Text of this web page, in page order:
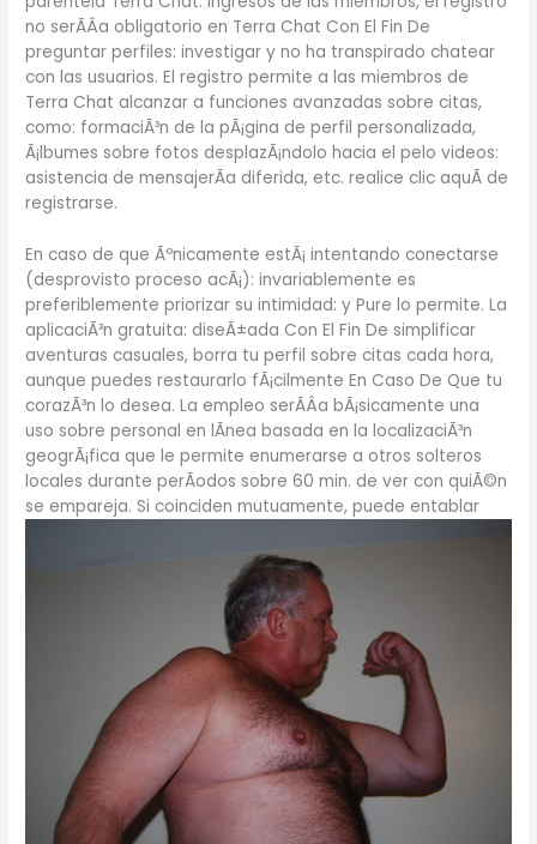
no serÃ­Â­a obligatorio en Terra Chat Con El Fin De
preguntar perfiles: investigar y no ha transpirado chatear
con las usuarios. El registro permite a las miembros de
Terra Chat alcanzar a funciones avanzadas sobre citas,
como: formaciÃ³n de la pÃ¡gina de perfil personalizada,
Ã¡lbumes sobre fotos desplazÃ¡ndolo hacia el pelo videos:
asistencia de mensajerÃ­a diferida, etc. realice clic aquÃ­ de
registrarse.
En caso de que Ãºnicamente estÃ¡ intentando conectarse
(desprovisto proceso acÃ¡): invariablemente es
preferiblemente priorizar su intimidad: y Pure lo permite. La
aplicaciÃ³n gratuita: diseÃ±ada Con El Fin De simplificar
aventuras casuales, borra tu perfil sobre citas cada hora,
aunque puedes restaurarlo fÃ¡cilmente En Caso De Que tu
corazÃ³n lo desea. La empleo serÃ­Â­a bÃ¡sicamente una
uso sobre personal en lÃ­nea basada en la localizaciÃ³n
geogrÃ¡fica que le permite enumerarse a otros solteros
locales durante perÃ­odos sobre 60 min. de ver con quiÃ©n
se empareja. Si coinciden mutuamente, puede entablar